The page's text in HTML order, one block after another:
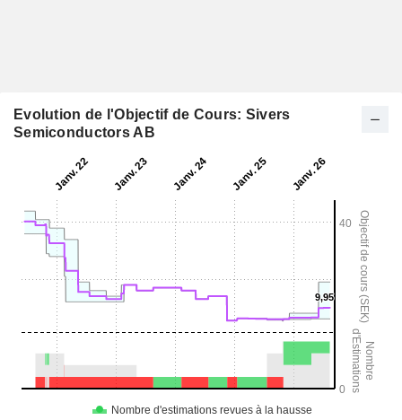
Evolution de l'Objectif de Cours: Sivers
Semiconductors AB